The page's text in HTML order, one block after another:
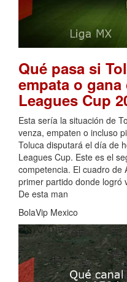
Qué pasa si
empata o
Leagues Cup
Esta sería la situación de
venza, empaten o incluso
Toluca disputará el día de
Leagues Cup. Este es el
competencia. El cuadro de
primer partido donde logró
De esta man
BolaVip Mexico